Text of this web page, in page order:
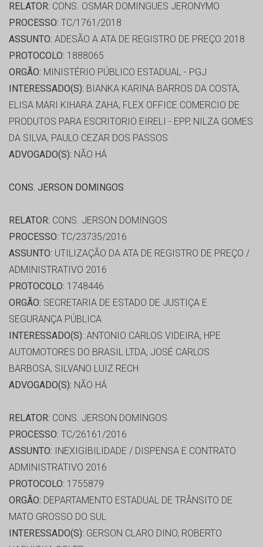
RELATOR: CONS. OSMAR DOMINGUES JERONYMO
PROCESSO: TC/1761/2018
ASSUNTO: ADESÃO A ATA DE REGISTRO DE PREÇO 2018
PROTOCOLO: 1888065
ORGÃO: MINISTÉRIO PÚBLICO ESTADUAL - PGJ
INTERESSADO(S): BIANKA KARINA BARROS DA COSTA,
ELISA MARI KIHARA ZAHA, FLEX OFFICE COMERCIO DE
PRODUTOS PARA ESCRITORIO EIRELI - EPP, NILZA GOMES
DA SILVA, PAULO CEZAR DOS PASSOS
ADVOGADO(S): NÃO HÁ
CONS. JERSON DOMINGOS
RELATOR: CONS. JERSON DOMINGOS
PROCESSO: TC/23735/2016
ASSUNTO: UTILIZAÇÃO DA ATA DE REGISTRO DE PREÇO /
ADMINISTRATIVO 2016
PROTOCOLO: 1748446
ORGÃO: SECRETARIA DE ESTADO DE JUSTIÇA E
SEGURANÇA PÚBLICA
INTERESSADO(S): ANTONIO CARLOS VIDEIRA, HPE
AUTOMOTORES DO BRASIL LTDA, JOSÉ CARLOS
BARBOSA, SILVANO LUIZ RECH
ADVOGADO(S): NÃO HÁ
RELATOR: CONS. JERSON DOMINGOS
PROCESSO: TC/26161/2016
ASSUNTO: INEXIGIBILIDADE / DISPENSA E CONTRATO
ADMINISTRATIVO 2016
PROTOCOLO: 1755879
ORGÃO: DEPARTAMENTO ESTADUAL DE TRÂNSITO DE
MATO GROSSO DO SUL
INTERESSADO(S): GERSON CLARO DINO, ROBERTO